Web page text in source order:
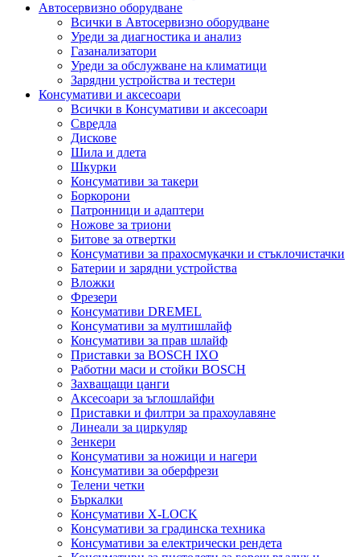
Автосервизно оборудване
Всички в Автосервизно оборудване
Уреди за диагностика и анализ
Газанализатори
Уреди за обслужване на климатици
Зарядни устройства и тестери
Консумативи и аксесоари
Всички в Консумативи и аксесоари
Свредла
Дискове
Шила и длета
Шкурки
Консумативи за такери
Боркорони
Патронници и адаптери
Ножове за триони
Битове за отвертки
Консумативи за прахосмукачки и стъклочистачки
Батерии и зарядни устройства
Вложки
Фрезери
Консумативи DREMEL
Консумативи за мултишлайф
Консумативи за прав шлайф
Приставки за BOSCH IXO
Работни маси и стойки BOSCH
Захващащи цанги
Аксесоари за ъглошлайфи
Приставки и филтри за прахоулавяне
Линеали за циркуляр
Зенкери
Консумативи за ножици и нагери
Консумативи за оберфрези
Телени четки
Бъркалки
Консумативи X-LOCK
Консумативи за градинска техника
Консумативи за електрически рендета